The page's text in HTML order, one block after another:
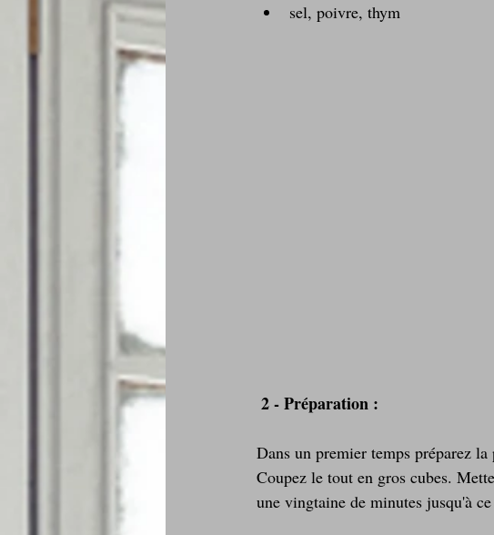
sel, poivre, thym
2 - Préparation :
Dans un premier temps préparez
Coupez le tout en gros cubes.
une vingtaine de minutes jusqu'à